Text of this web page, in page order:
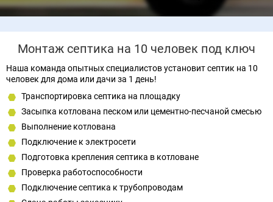
Монтаж септика на 10 человек под ключ
Наша команда опытных специалистов установит септик на 10
человек для дома или дачи за 1 день!
Транспортировка септика на площадку
Засыпка котлована песком или цементно-песчаной смесью
Выполнение котлована
Подключение к электросети
Подготовка крепления септика в котловане
Проверка работоспособности
Подключение септика к трубопроводам